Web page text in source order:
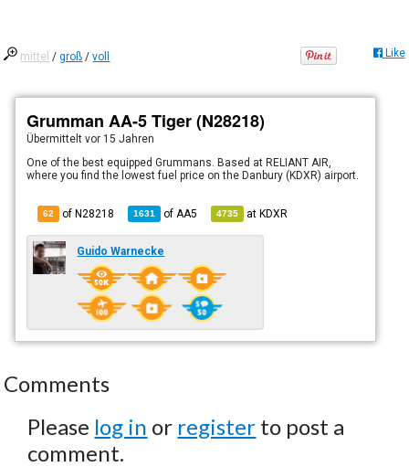
mittel /groß /voll Like
Grumman AA-5 Tiger (N28218)
Übermitteltvor 15 Jahren
One of the best equipped Grummans. Based at RELIANT AIR,
where you find the lowest fuel price on the Danbury (KDXR) airport.
62 of N28218 1631 of AA5 4735 atKDXR
Guido Warnecke
Comments
Please log in or register to post a
comment.